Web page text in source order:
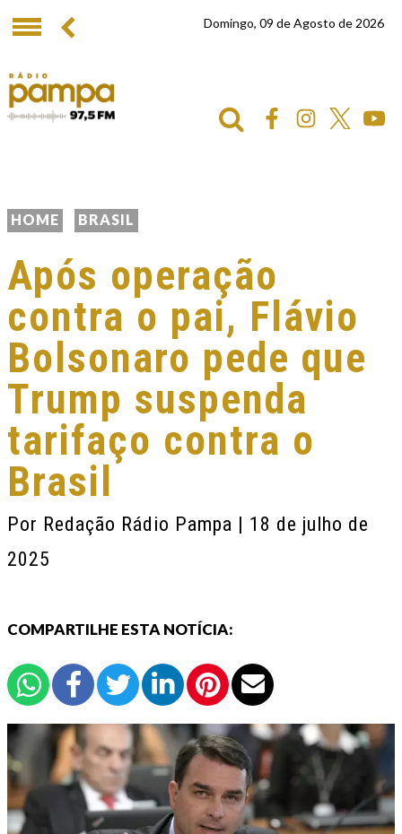
Domingo, 09 de Agosto de 2026
HOME BRASIL
Após operação
contra o pai, Flávio
Bolsonaro pede que
Trump suspenda
tarifaço contra o
Brasil
Por Redação Rádio Pampa | 18 de julho de
2025
COMPARTILHE ESTA NOTÍCIA: